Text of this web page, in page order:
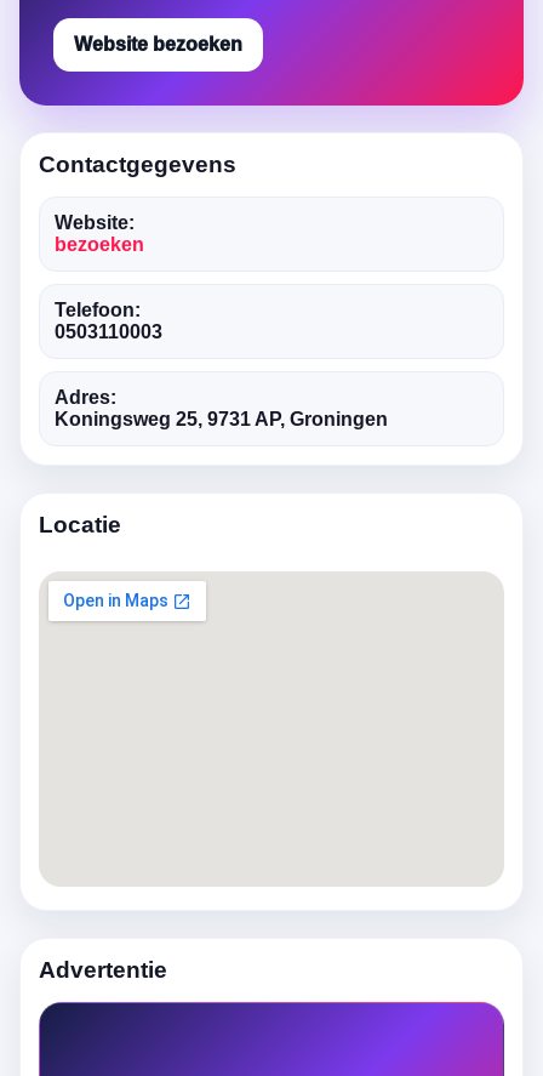
Website bezoeken
Contactgegevens
Website:
bezoeken
Telefoon:
0503110003
Adres:
Koningsweg 25, 9731 AP, Groningen
Locatie
Advertentie